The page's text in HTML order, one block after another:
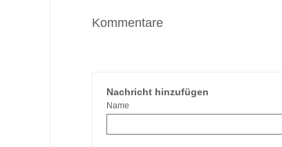
Kommentare
Nachricht hinzufügen
Name